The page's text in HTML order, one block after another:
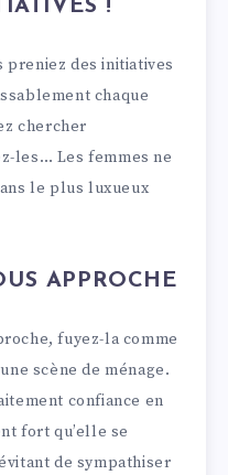
!
preniez des initiatives
chaque
chercher
les… Les femmes ne
le plus luxueux
APPROCHE
fuyez-la comme
scène de ménage.
confiance en
fort qu’elle se
de sympathiser